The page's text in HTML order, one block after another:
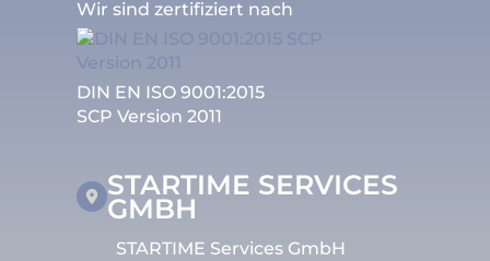
Wir sind zertifiziert nach
DIN EN ISO 9001:2015
SCP Version 2011
STARTIME SERVICES
GMBH
STARTIME Services GmbH